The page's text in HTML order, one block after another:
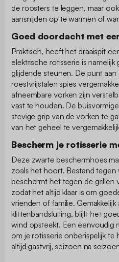
de roosters te leggen, maar
aansnijden op te warmen of
Goed doordacht met
Praktisch, heeft het draaispit
elektrische rotisserie is
glijdende steunen. De punt
roestvrijstalen spies
afneembare vorken zijn
vast te houden. De
stevige grip van de vorken te
van het geheel te
Bescherm je rotisserie
Deze zwarte beschermhoes
zoals het hoort. Bestand
beschermt het tegen de grillen
zodat het altijd klaar is om
vrienden of familie. Gemakkelijk
klittenbandsluiting, blijft het
wind opsteekt. Een eenvoudig
om je rotisserie onberispelijk
altijd gastvrij, seizoen na